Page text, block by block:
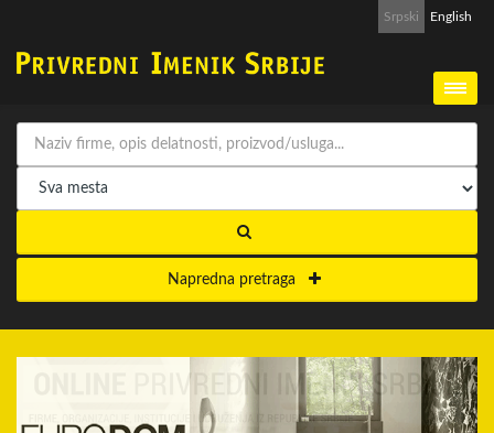
Srpski English
Napredna pretraga